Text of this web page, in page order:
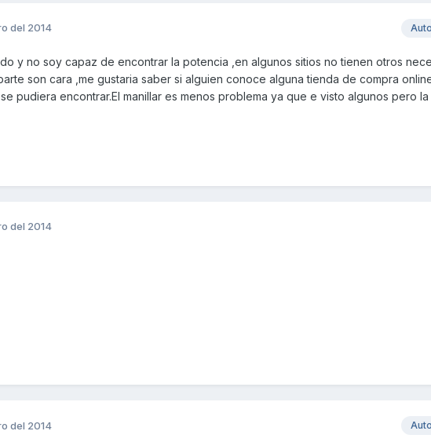
del 2014
y no soy capaz de encontrar la potencia ,en algunos sitios no tienen otros
son cara ,me gustaria saber si alguien conoce alguna tienda de compra
pudiera encontrar.El manillar es menos problema ya que e visto algunos pero
del 2014
del 2014